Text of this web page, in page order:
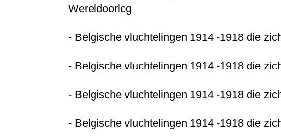
Wereldoorlog
- Belgische vluchtelingen 1914 -1918 die
- Belgische vluchtelingen 1914 -1918 die
- Belgische vluchtelingen 1914 -1918 die
- Belgische vluchtelingen 1914 -1918 die